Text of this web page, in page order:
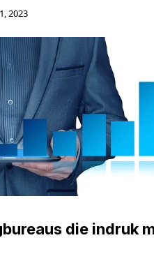
2023
die indruk